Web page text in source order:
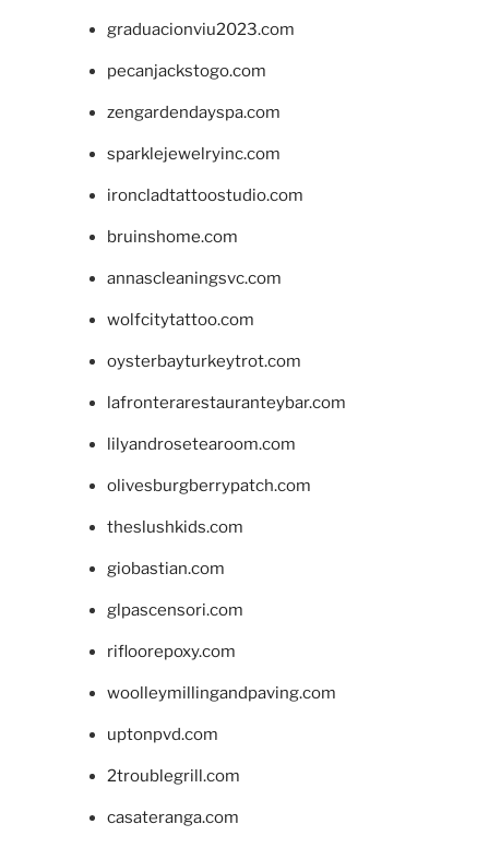
graduacionviu2023.com
pecanjackstogo.com
zengardendayspa.com
sparklejewelryinc.com
ironcladtattoostudio.com
bruinshome.com
annascleaningsvc.com
wolfcitytattoo.com
oysterbayturkeytrot.com
lafronterarestauranteybar.com
lilyandrosetearoom.com
olivesburgberrypatch.com
theslushkids.com
giobastian.com
glpascensori.com
rifloorepoxy.com
woolleymillingandpaving.com
uptonpvd.com
2troublegrill.com
casateranga.com